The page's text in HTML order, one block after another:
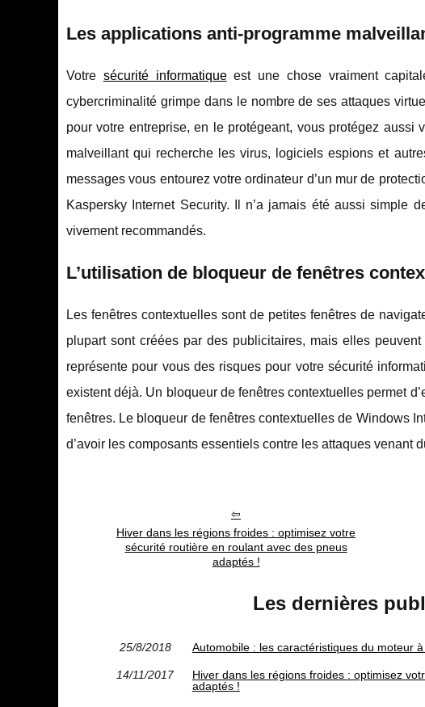
Les applications anti-programme
Votre sécurité informatiqueest une chose vraiment
cybercriminalité grimpe dans le nombre de ses attaques
pour votre entreprise, en le protégeant, vous protégez
malveillant qui recherche les virus, logiciels espions et
messages vous entourez votre ordinateur d’un mur de
Kaspersky Internet Security. Il n’a jamais été aussi simple
vivement recommandés.
L’utilisation de bloqueur de fenêtres
Les fenêtres contextuelles sont de petites fenêtres de
plupart sont créées par des publicitaires, mais elles
représente pour vous des risques pour votre sécurité
existent déjà. Un bloqueur de fenêtres contextuelles permet
fenêtres. Le bloqueur de fenêtres contextuelles de Windows
d’avoir les composants essentiels contre les attaques venant
Hiver dans les régions froides : optimisez votre
sécurité routière en roulant avec des pneus
adaptés !
Les dernières
25/8/2018 Automobile : les caractéristiques du moteur
14/11/2017
Hiver dans les régions froides : optimisez
adaptés !